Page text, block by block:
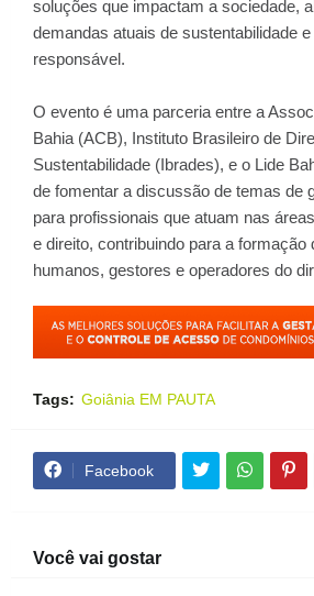
soluções que impactam a sociedade,
demandas atuais de sustentabilidade
responsável.
O evento é uma parceria entre a
Bahia (ACB), Instituto Brasileiro de
Sustentabilidade (Ibrades), e o Lide
de fomentar a discussão de temas de
para profissionais que atuam nas
e direito, contribuindo para a formação
humanos, gestores e operadores do
Tags: Goiânia EM PAUTA
Facebook
Você vai gostar